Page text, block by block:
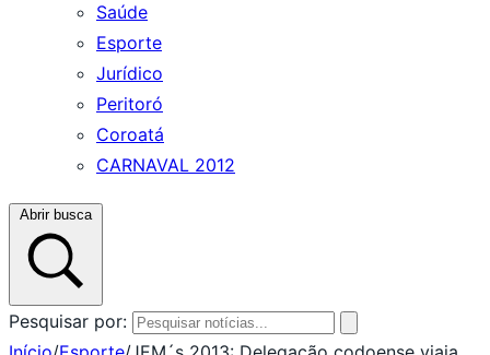
Saúde
Esporte
Jurídico
Peritoró
Coroatá
CARNAVAL 2012
Abrir busca
Pesquisar por: